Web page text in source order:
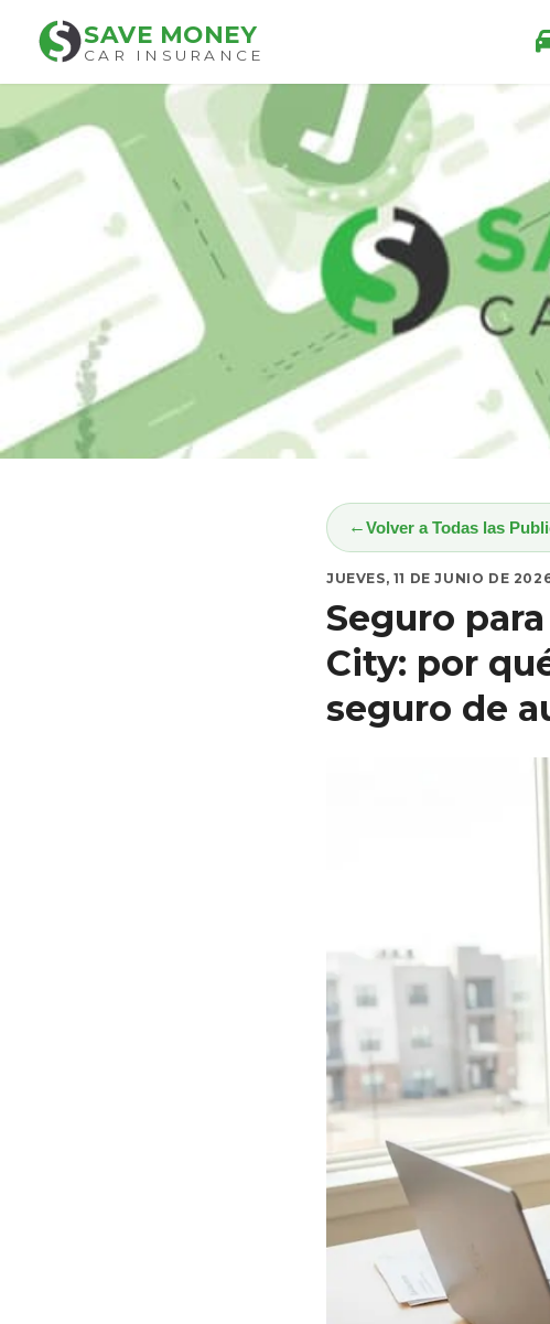
SAVE MONEY
CAR INSURANCE
Volver a Todas las
JUEVES, 11 DE JUNIO DE
Seguro
City: por
seguro de